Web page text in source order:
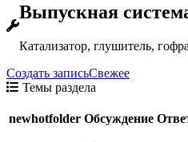
Выпускная
Катализатор, глушитель,
Создать записьСвежее
Темы раздела
newhotfolder Обсуждение